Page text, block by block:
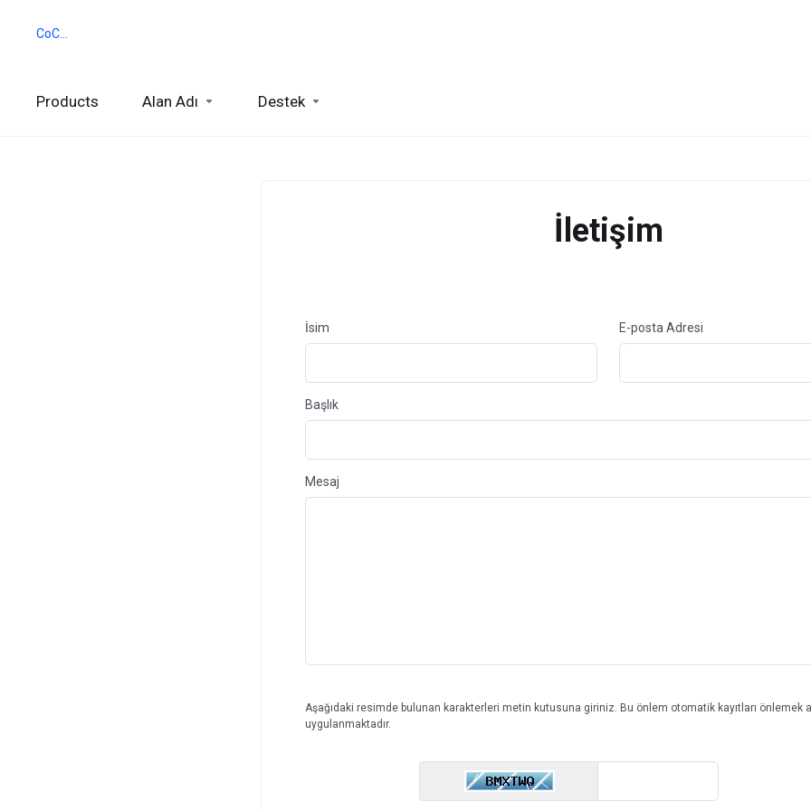
Products Alan Adı Destek
İletişim
İsim E-posta Adresi
Başlık
Mesaj
Aşağıdaki resimde bulunan karakterleri metin kutusuna giriniz. Bu önlem otomatik kayıtları önlemek
uygulanmaktadır.